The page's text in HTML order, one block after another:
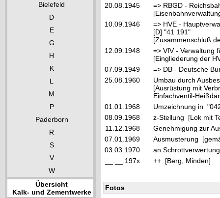
Bielefeld
D
E
G
H
K
L
M
P
Paderborn
R
S
V
W
Übersicht
Kalk- und Zementwerke
20.08.1945
=> RBGD -
10.09.1946
=> HVE -
[D] "41 191"
[Zusammenschluß
12.09.1948
=> VfV - Verwaltung
[Eingliederung der
07.09.1949
=> DB - Deutsche
25.08.1960
Umbau durch
[Ausrüstung mit
Einfachventil-
01.01.1968
Umzeichnung in
08.09.1968
z-Stellung [Lok mit
11.12.1968
Genehmigung zur
07.01.1969
Ausmusterung
03.03.1970
an
__.__.197x
++ [Berg, Minden]
Fotos